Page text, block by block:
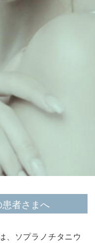
者さまへ
、ソプラノチタニウ